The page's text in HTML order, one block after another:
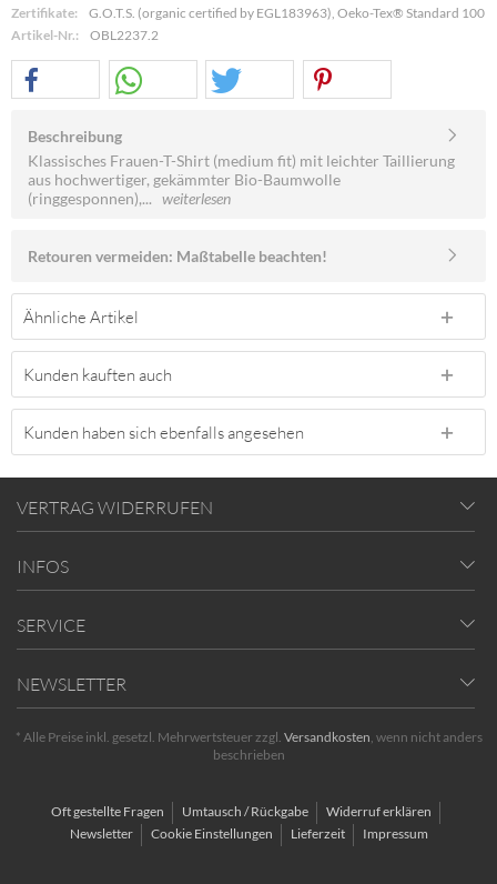
Zertifikate:
G.O.T.S. (organic certified by EGL183963), Oeko-Tex® Standard 100
Artikel-Nr.:
OBL2237.2
Beschreibung
Klassisches Frauen-T-Shirt (medium fit) mit leichter Taillierung
aus hochwertiger, gekämmter Bio-Baumwolle
(ringgesponnen),... weiterlesen
Retouren vermeiden: Maßtabelle beachten!
Ähnliche Artikel
Kunden kauften auch
Kunden haben sich ebenfalls angesehen
VERTRAG WIDERRUFEN
INFOS
SERVICE
NEWSLETTER
* Alle Preise inkl. gesetzl. Mehrwertsteuer zzgl. Versandkosten, wenn nicht anders
beschrieben
Oft gestellte Fragen Umtausch / Rückgabe
Widerruf erklären
Newsletter
Cookie Einstellungen Lieferzeit Impressum